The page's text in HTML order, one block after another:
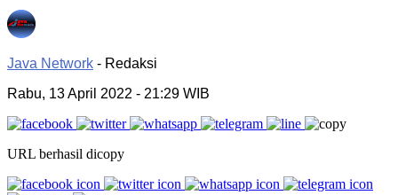
Java Network - Redaksi
Rabu, 13 April 2022 - 21:29 WIB
URL berhasil dicopy